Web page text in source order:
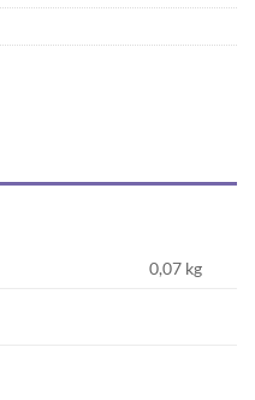
0,07 kg